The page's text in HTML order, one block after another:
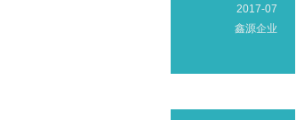
2017-07
鑫源企业